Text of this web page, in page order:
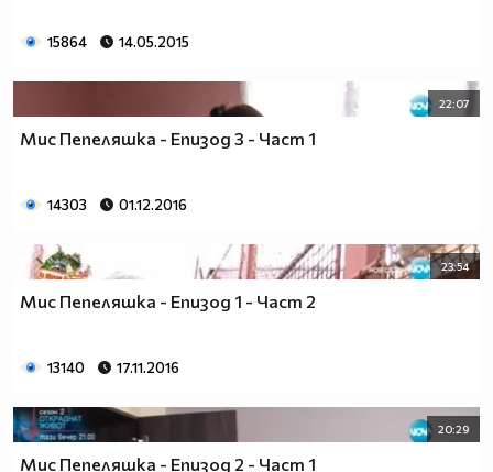
15864 14.05.2015
22:07
Мис Пепеляшка - Епизод 3 - Част 1
14303 01.12.2016
23:54
Мис Пепеляшка - Епизод 1 - Част 2
13140 17.11.2016
20:29
Мис Пепеляшка - Епизод 2 - Част 1